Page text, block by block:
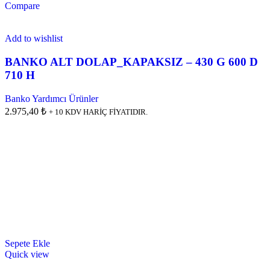
Compare
Add to wishlist
BANKO ALT DOLAP_KAPAKSIZ – 430 G 600 D
710 H
Banko Yardımcı Ürünler
2.975,40 ₺ + 10 KDV HARİÇ FİYATIDIR.
Sepete Ekle
Quick view